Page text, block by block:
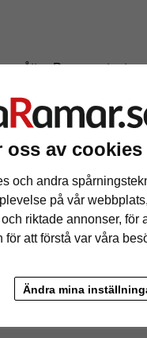
oss av cookies
och andra
på vår
riktade annonser, för
för att förstå var våra
Ändra mina
mått Passepartouter
Profilbredd